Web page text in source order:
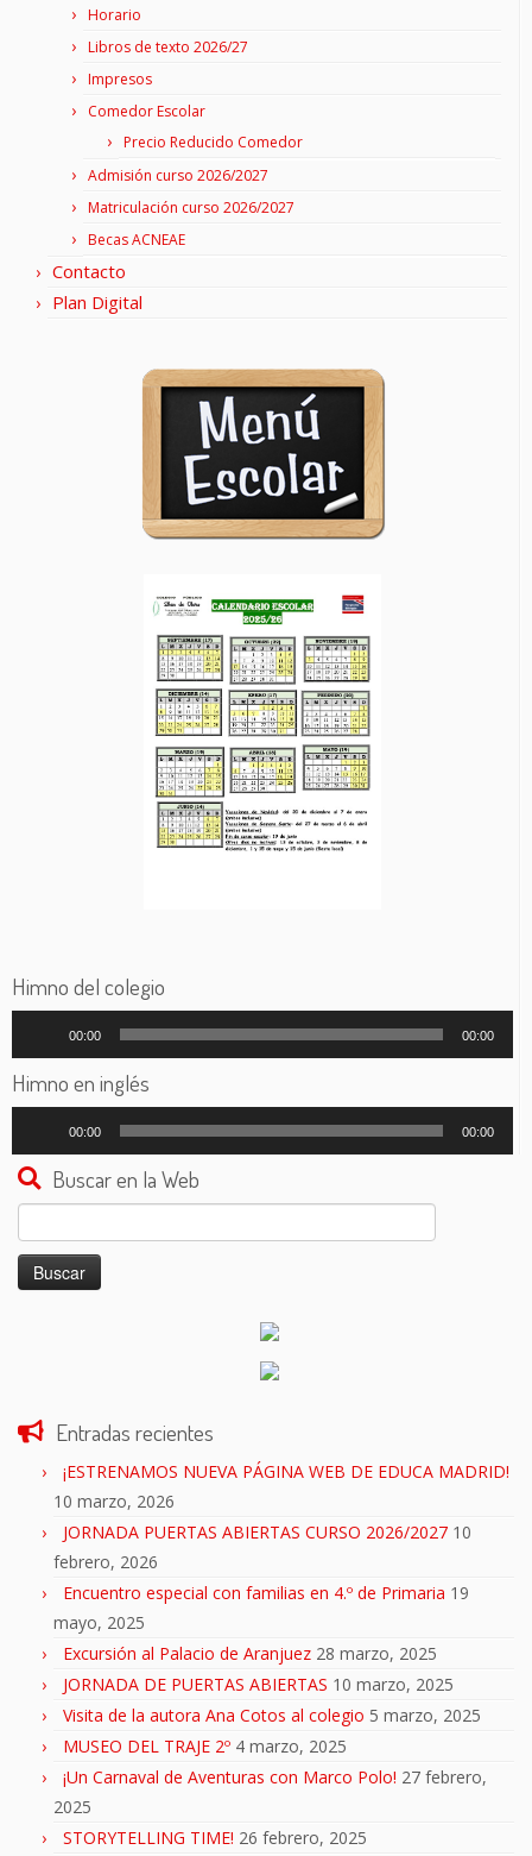
Horario
Libros de texto 2026/27
Impresos
Comedor Escolar
Precio Reducido Comedor
Admisión curso 2026/2027
Matriculación curso 2026/2027
Becas ACNEAE
Contacto
Plan Digital
Himno del colegio
audio
00:00 00:00
Himno en inglés
audio
00:00 00:00
Buscar en la Web
Entradas recientes
¡ESTRENAMOS NUEVA PÁGINA WEB DE EDUCA MADRID!
10 marzo, 2026
JORNADA PUERTAS ABIERTAS CURSO 2026/2027 10
febrero, 2026
Encuentro especial con familias en 4.º de Primaria 19
mayo, 2025
Excursión al Palacio de Aranjuez 28 marzo, 2025
JORNADA DE PUERTAS ABIERTAS 10 marzo, 2025
Visita de la autora Ana Cotos al colegio 5 marzo, 2025
MUSEO DEL TRAJE 2º 4 marzo, 2025
¡Un Carnaval de Aventuras con Marco Polo! 27 febrero,
2025
STORYTELLING TIME! 26 febrero, 2025